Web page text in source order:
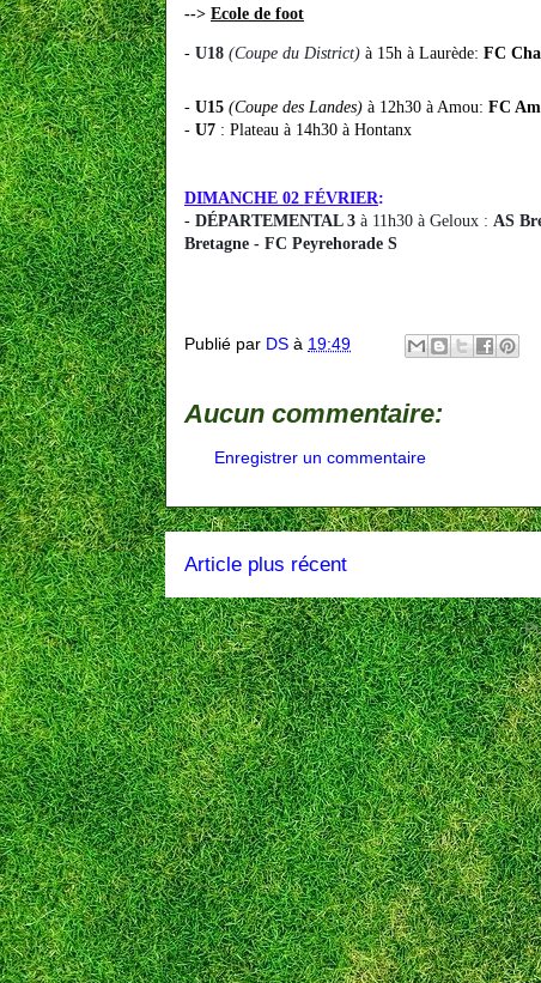
--> Ecole de foot
- U18 (Coupe du District) à 15h à Laurède: FC
- U15 (Coupe des Landes) à 12h30 à Amou: FC
- U7 : Plateau à 14h30 à Hontanx
DIMANCHE 02 FÉVRIER:
- DÉPARTEMENTAL 3 à 11h30 à Geloux : AS
Bretagne - FC Peyrehorade S
Publié par DS à 19:49
Aucun commentaire:
Enregistrer un commentaire
Article plus récent
Inscription à :